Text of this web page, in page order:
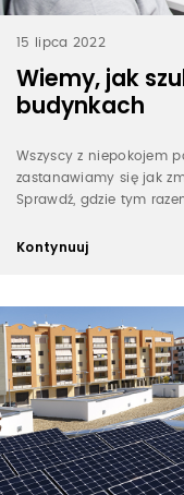
15 lipca 2022
Wiemy, jak
budynkach
Wszyscy z niepokojem
zastanawiamy się jak
Sprawdź, gdzie tym
Kontynuuj